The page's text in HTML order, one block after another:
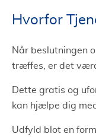
Hvorfor
Når beslutningen
træffes, er det
Dette gratis og
kan hjælpe dig
Udfyld blot en